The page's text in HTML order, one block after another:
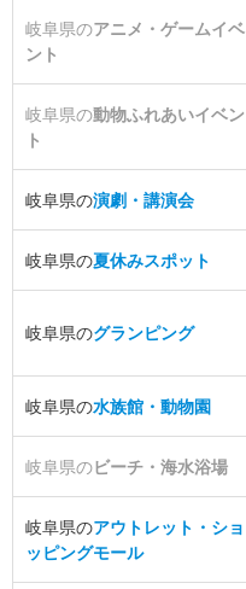
岐阜県のアニメ・ゲームイベ
ント
岐阜県の動物ふれあいイベン
ト
岐阜県の演劇・講演会
岐阜県の夏休みスポット
岐阜県のグランピング
岐阜県の水族館・動物園
岐阜県のビーチ・海水浴場
岐阜県のアウトレット・ショ
ッピングモール